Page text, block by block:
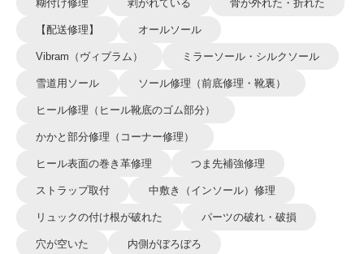
糊付け修理 剥がれている 骨が外れた・折れた
【配送修理】 オールソール
Vibram（ヴィブラム） ミラーソール・シルクソール
雪道用ソール ソール修理（前底修理・靴裏）
ヒール修理（ヒール靴底のゴム部分）
かかと部分修理（コーナー修理）
ヒール表面の巻き革修理 つま先補強修理
ストラップ取付 中敷き（インソール）修理
リュックの付け根が破れた パーツの破れ・破損
穴が空いた 内側がぼろぼろ